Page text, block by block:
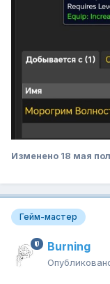
Изменено 18 мая
Гейм-мастер
Burning